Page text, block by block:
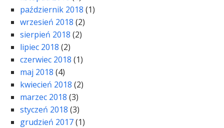
październik 2018 (1)
wrzesień 2018 (2)
sierpień 2018 (2)
lipiec 2018 (2)
czerwiec 2018 (1)
maj 2018 (4)
kwiecień 2018 (2)
marzec 2018 (3)
styczeń 2018 (3)
grudzień 2017(1)